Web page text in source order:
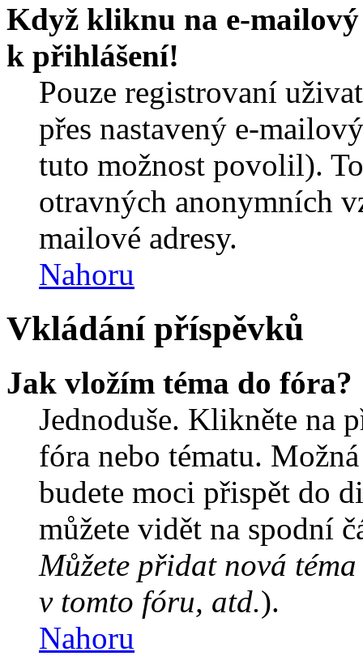
Když kliknu na e-
k přihlášení!
Pouze registrovaní
přes nastavený e-
tuto možnost povolil).
otravných anonymních
mailové adresy.
Nahoru
Vkládání příspěvků
Jak vložím téma do fóra?
Jednoduše. Klikněte na
fóra nebo tématu.
budete moci přispět do
můžete vidět na spodní
Můžete přidat nová
v tomto fóru, atd.).
Nahoru